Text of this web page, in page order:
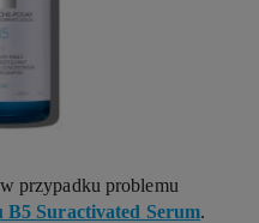
przypadku problemu
B5 Suractivated Serum.